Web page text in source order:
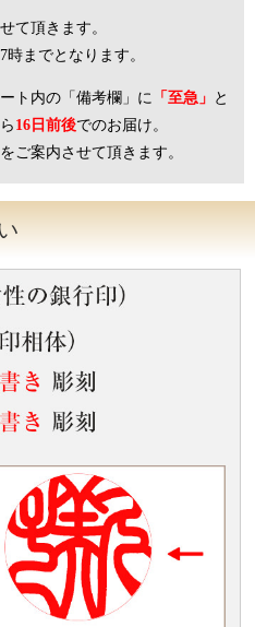
て頂きます。
までとなります。
ト内の「備考欄」に 「至急」 と
16日前後でのお届け。
ご案内させて頂きます。